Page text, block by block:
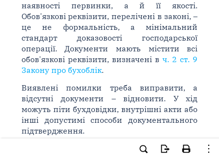
наявності первинки, а й її якості.
Обов'язкові реквізити, перелічені в законі, –
це не формальність, а мінімальний
стандарт доказовості господарської
операції. Документи мають містити всі
обов'язкові реквізити, визначені вч. 2 ст. 9
Закону про бухоблік.
Виявлені помилки треба виправити, а
відсутні документи – відновити. У хід
можуть піти бухдовідки, внутрішні акти або
інші допустимі способи документального
підтвердження.
Крок 2. Відновлюємо втрачені документи